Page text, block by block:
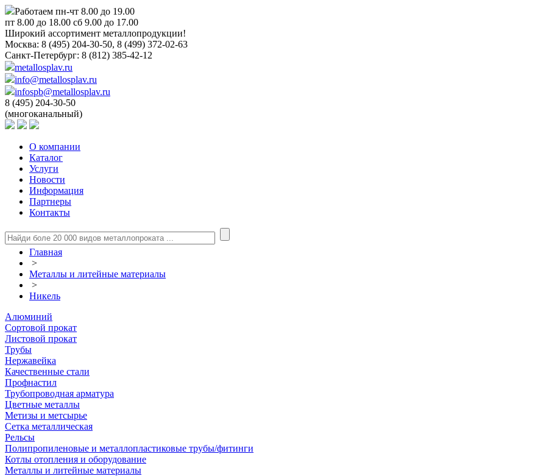
Работаем пн-чт 8.00 до 19.00
пт 8.00 до 18.00 сб 9.00 до 17.00
Широкий ассортимент металлопродукции!
Москва: 8 (495) 204-30-50, 8 (499) 372-02-63
Санкт-Петербург: 8 (812) 385-42-12
metallosplav.ru
info@metallosplav.ru
infospb@metallosplav.ru
8 (495) 204-30-50
(многоканальный)
О компании
Каталог
Услуги
Новости
Информация
Партнеры
Контакты
Главная
>
Металлы и литейные материалы
>
Никель
Алюминий
Сортовой прокат
Листовой прокат
Трубы
Нержавейка
Качественные стали
Профнастил
Трубопроводная арматура
Цветные металлы
Метизы и метсырье
Сетка металлическая
Рельсы
Полипропиленовые и металлопластиковые трубы/фитинги
Котлы отопления и оборудование
Металлы и литейные материалы